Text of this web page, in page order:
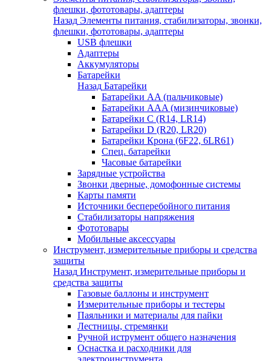
флешки, фототовары, адаптеры
Назад Элементы питания, стабилизаторы, звонки,
флешки, фототовары, адаптеры
USB флешки
Адаптеры
Аккумуляторы
Батарейки
Назад Батарейки
Батарейки AA (пальчиковые)
Батарейки AAA (мизинчиковые)
Батарейки C (R14, LR14)
Батарейки D (R20, LR20)
Батарейки Крона (6F22, 6LR61)
Спец. батарейки
Часовые батарейки
Зарядные устройства
Звонки дверные, домофонные системы
Карты памяти
Источники бесперебойного питания
Стабилизаторы напряжения
Фототовары
Мобильные аксессуары
Инструмент, измерительные приборы и средства
защиты
Назад Инструмент, измерительные приборы и
средства защиты
Газовые баллоны и инструмент
Измерительные приборы и тестеры
Паяльники и материалы для пайки
Лестницы, стремянки
Ручной иструмент общего назначения
Оснастка и расходники для
электроинструмента